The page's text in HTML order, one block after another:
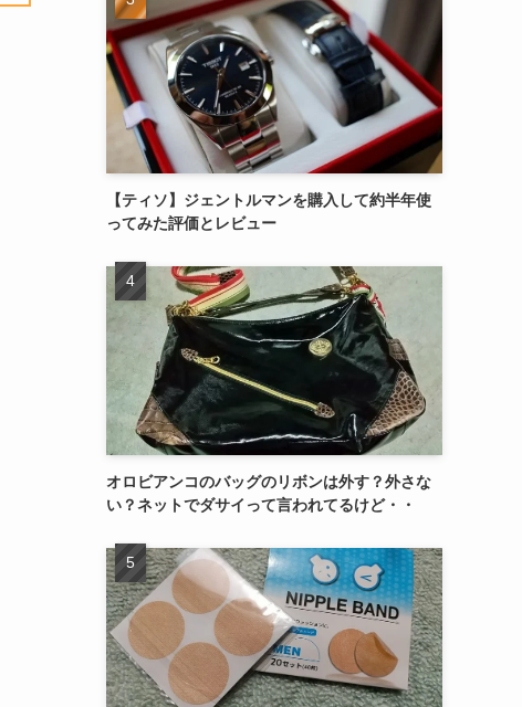
【ティソ】ジェントルマンを購入して約半年使
ってみた評価とレビュー
オロビアンコのバッグのリボンは外す？外さな
い？ネットでダサイって言われてるけど・・